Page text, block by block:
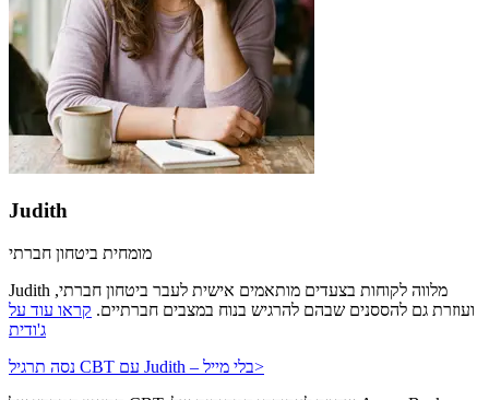
Judith
מומחית ביטחון חברתי
Judith מלווה לקוחות בצעדים מותאמים אישית לעבר ביטחון חברתי,
ועוזרת גם להססנים שבהם להרגיש בנוח במצבים חברתיים. קראו עוד על
ג'ודית
נסה תרגיל CBT עם Judith – בלי מייל>